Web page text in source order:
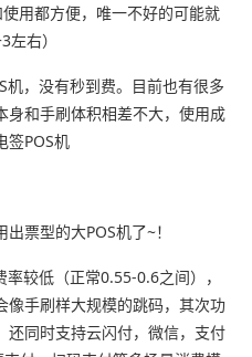
用都方便，唯一不好的可能就
右）
机，没有秒到费。目前也有很多
身和手刷体积相差不大，使用成
签POS机
票型的大POS机了~！
较低（正常0.55-0.6之间），
像手刷样大规模的跳码，其次功
还同时支持云闪付，微信，支付